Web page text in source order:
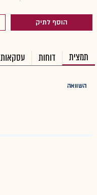
הוסף לתיק
תמצית דוחות עסקאות
השוואה